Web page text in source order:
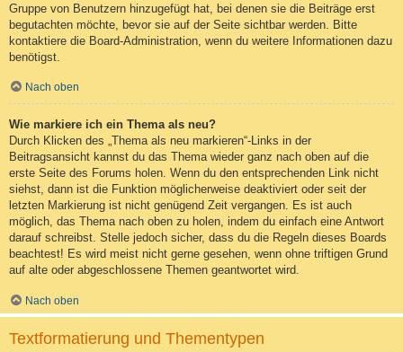
Gruppe von Benutzern hinzugefügt hat, bei denen sie die Beiträge erst
begutachten möchte, bevor sie auf der Seite sichtbar werden. Bitte
kontaktiere die Board-Administration, wenn du weitere Informationen dazu
benötigst.
Nach oben
Wie markiere ich ein Thema als neu?
Durch Klicken des „Thema als neu markieren“-Links in der
Beitragsansicht kannst du das Thema wieder ganz nach oben auf die
erste Seite des Forums holen. Wenn du den entsprechenden Link nicht
siehst, dann ist die Funktion möglicherweise deaktiviert oder seit der
letzten Markierung ist nicht genügend Zeit vergangen. Es ist auch
möglich, das Thema nach oben zu holen, indem du einfach eine Antwort
darauf schreibst. Stelle jedoch sicher, dass du die Regeln dieses Boards
beachtest! Es wird meist nicht gerne gesehen, wenn ohne triftigen Grund
auf alte oder abgeschlossene Themen geantwortet wird.
Nach oben
Textformatierung und Thementypen